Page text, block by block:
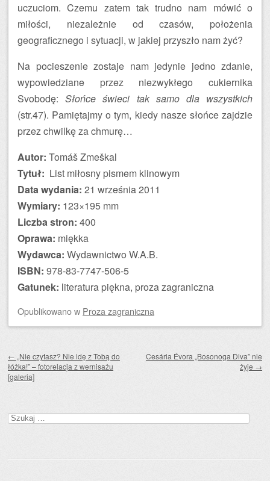
uczuciom. Czemu zatem tak trudno nam mówić o
miłości, niezależnie od czasów, położenia
geograficznego i sytuacji, w jakiej przyszło nam żyć?
Na pocieszenie zostaje nam jedynie jedno zdanie,
wypowiedziane przez niezwykłego cukiernika
Svobodę:Słońce świeci tak samo dla wszystkich
(str.47). Pamiętajmy o tym, kiedy nasze słońce zajdzie
przez chwilkę za chmurę…
Autor: Tomáš Zmeškal
Tytuł: List miłosny pismem klinowym
Data wydania: 21 września 2011
Wymiary: 123×195 mm
Liczba stron: 400
Oprawa: miękka
Wydawca: Wydawnictwo W.A.B.
ISBN: 978-83-7747-506-5
Gatunek: literatura piękna, proza zagraniczna
Opublikowanow Proza zagraniczna
← „Nie czytasz? Nie idę z Tobą do
łóżka!” – fotorelacja z wernisażu
[galeria]
Cesária Évora „Bosonoga Diva” nie
żyje →
Szukaj: